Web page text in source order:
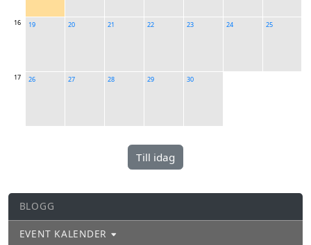
16 19 20 21 22 23 24 25
17 26 27 28 29 30
BLOGG
EVENT KALENDER